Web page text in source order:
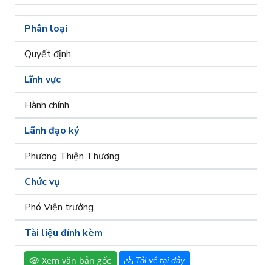
Phân loại
Quyết định
Lĩnh vực
Hành chính
Lãnh đạo ký
Phương Thiện Thương
Chức vụ
Phó Viện trưởng
Tài liệu đính kèm
Xem văn bản gốc Tải về tại đây